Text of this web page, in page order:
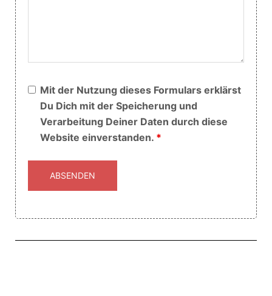
Mit der Nutzung dieses Formulars erklärst
Du Dich mit der Speicherung und
Verarbeitung Deiner Daten durch diese
Website einverstanden. *